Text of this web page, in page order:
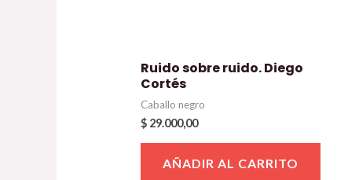
Ruido sobre ruido. Diego
Cortés
Caballo negro
$29.000,00
AÑADIR AL CARRITO